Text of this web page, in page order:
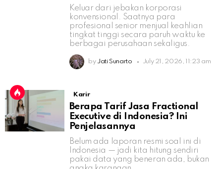
Keluar dari jebakan korporasi
konvensional. Saatnya para
profesional senior menjual keahlian
tingkat tinggi secara paruh waktu ke
berbagai perusahaan sekaligus.
by Jati Sunarto July 21, 2026, 11:23 am
Karir
Berapa Tarif Jasa Fractional
Executive di Indonesia? Ini
Penjelasannya
Belum ada laporan resmi soal ini di
Indonesia — jadi kita hitung sendiri
pakai data yang beneran ada, bukan